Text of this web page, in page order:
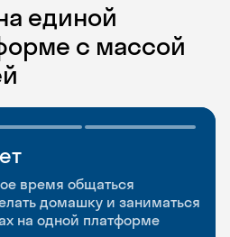
единой
с массой
время общаться
домашку и заниматься
на одной платформе
новые слова где
разговорной практики
с преподавателями